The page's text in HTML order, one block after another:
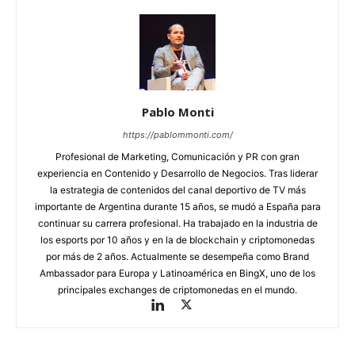
Pablo Monti
https://pablommonti.com/
Profesional de Marketing, Comunicación y PR con gran
experiencia en Contenido y Desarrollo de Negocios. Tras liderar
la estrategia de contenidos del canal deportivo de TV más
importante de Argentina durante 15 años, se mudó a España para
continuar su carrera profesional. Ha trabajado en la industria de
los esports por 10 años y en la de blockchain y criptomonedas
por más de 2 años. Actualmente se desempeña como Brand
Ambassador para Europa y Latinoamérica en BingX, uno de los
principales exchanges de criptomonedas en el mundo.